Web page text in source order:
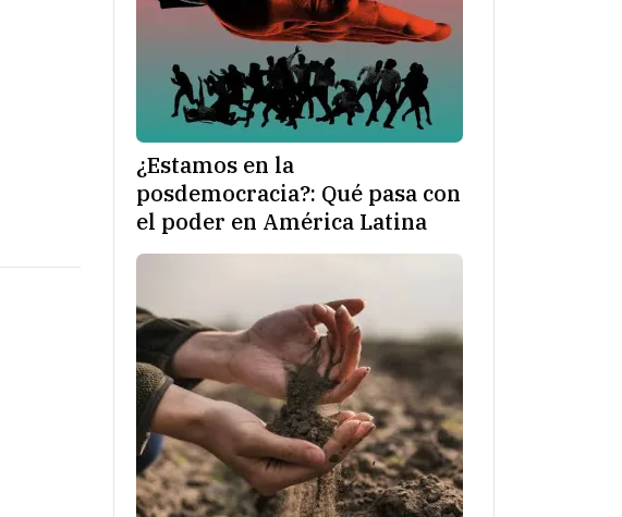
¿Estamos en la
posdemocracia?: Qué pasa con
el poder en América Latina